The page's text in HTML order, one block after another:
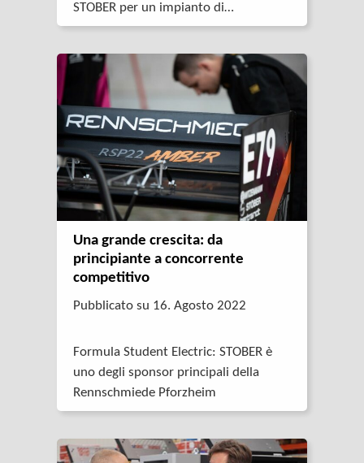
STOBER per un impianto di
raddrizzamento e taglio di tubi sottili.
e pendolari in combinazione con i
servomotori e i motori Lean delle serie
EZ e LM di STOBER, l’azienda francese
ha sempre a disposizione l’unità di
trasmissione giusta per applicazioni
che richiedono precisione, spazio di
installazione ridotto, risparmio di costi
o robustezza.
Una grande crescita: da
principiante a concorrente
competitivo
Pubblicato su 16. Agosto 2022
Formula Student Electric: STOBER è
uno degli sponsor principali della
Rennschmiede Pforzheim